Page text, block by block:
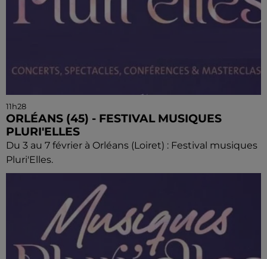
11h28
ORLÉANS (45) - FESTIVAL MUSIQUES
PLURI'ELLES
Du 3 au 7 février à Orléans (Loiret) : Festival musiques
Pluri'Elles.